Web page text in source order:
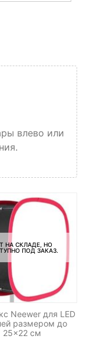
влево или
НА СКЛАДЕ, НО
ПОД ЗАКАЗ.
Neewer для LED
размером до
25×22 см